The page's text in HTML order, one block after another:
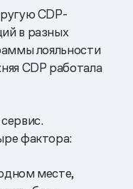
CDP-
в разных
лояльности
CDP работала
фактора:
месте,